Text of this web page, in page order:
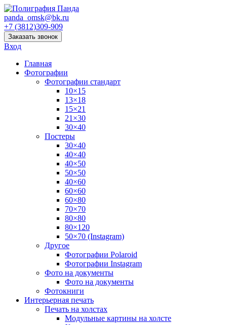
panda_omsk@bk.ru
+7 (3812)309-909
Заказать звонок
Вход
Главная
Фотографии
Фотографии стандарт
10×15
13×18
15×21
21×30
30×40
Постеры
30×40
40×40
40×50
50×50
40×60
60×60
60×80
70×70
80×80
80×120
50×70 (Instagram)
Другое
Фотографии Polaroid
Фотографии Instagram
Фото на документы
Фото на документы
Фотокниги
Интерьерная печать
Печать на холстах
Модульные картины на холсте